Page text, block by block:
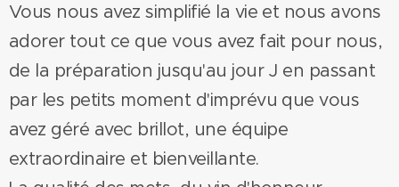
Vous nous avez simplifié la vie et nous avons
adorer tout ce que vous avez fait pour nous,
de la préparation jusqu'au jour J en passant
par les petits moment d'imprévu que vous
avez géré avec brillot, une équipe
extraordinaire et bienveillante.